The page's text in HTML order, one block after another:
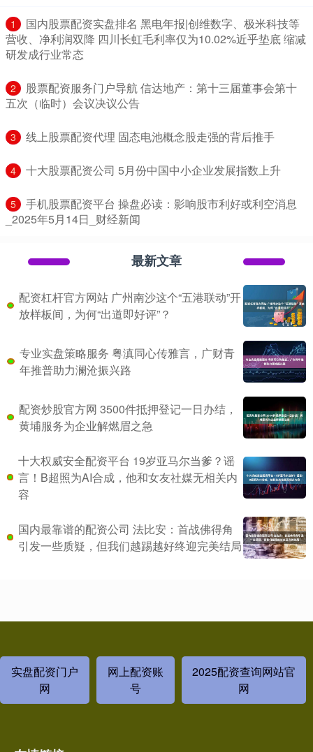
1
​国内股票配资实盘排名 黑电年报|创维数字、极米科技等
营收、净利润双降 四川长虹毛利率仅为10.02%近乎垫底 缩减
研发成行业常态
2
​股票配资服务门户导航 信达地产：第十三届董事会第十
五次（临时）会议决议公告
3 ​线上股票配资代理 固态电池概念股走强的背后推手
4 ​十大股票配资公司 5月份中国中小企业发展指数上升
5
​手机股票配资平台 操盘必读：影响股市利好或利空消息
_2025年5月14日_财经新闻
最新文章
配资杠杆官方网站 广州南沙这个“五港联动”开
放样板间，为何“出道即好评”？
专业实盘策略服务 粤滇同心传雅言，广财青
年推普助力澜沧振兴路
配资炒股官方网 3500件抵押登记一日办结，
黄埔服务为企业解燃眉之急
十大权威安全配资平台 19岁亚马尔当爹？谣
言！B超照为AI合成，他和女友社媒无相关内
容
国内最靠谱的配资公司 法比安：首战佛得角
引发一些质疑，但我们越踢越好终迎完美结局
实盘配资门户
网
网上配资账
号
2025配资查询网站官
网